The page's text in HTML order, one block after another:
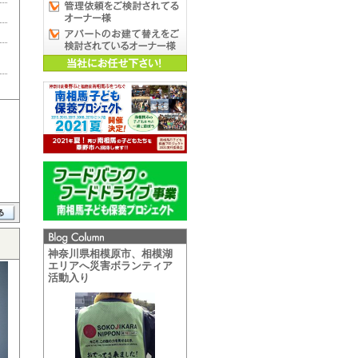
神奈川県相模原市、相模湖
エリアへ災害ボランティア
活動入り